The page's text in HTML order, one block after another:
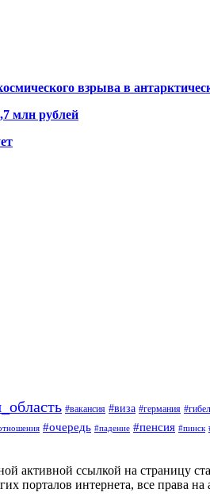
взрыва в
млн рублей
#вакансия #виза #германия
#очередь #падение #пенсия #пинск
активной ссылкой на страницу
порталов интернета, все права